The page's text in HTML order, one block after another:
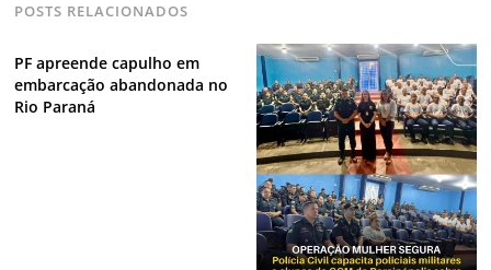
POSTS RELACIONADOS
PF apreende capulho em
embarcação abandonada no
Rio Paraná